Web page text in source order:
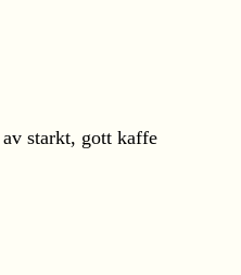
starkt, gott kaffe